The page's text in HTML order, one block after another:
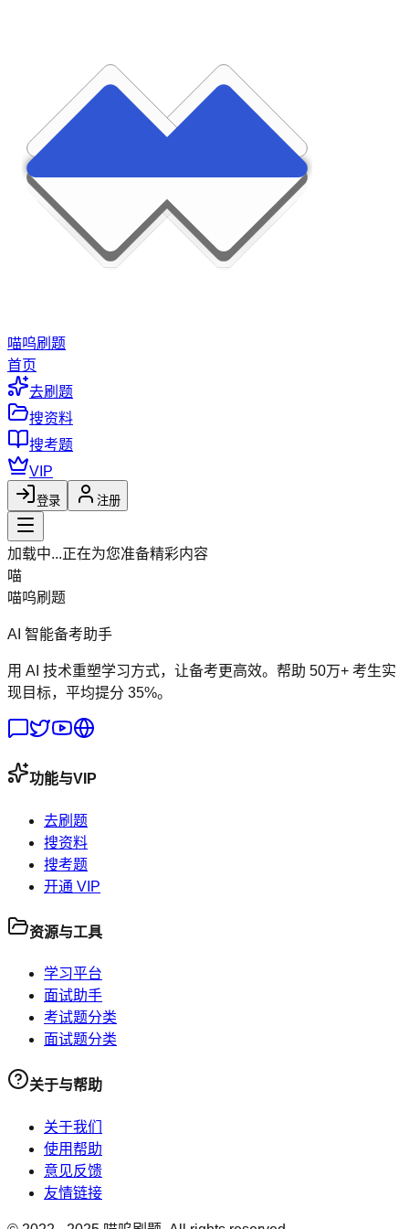
喵呜刷题
首页
去刷题
搜资料
搜考题
VIP
登录 注册
加载中...正在为您准备精彩内容
喵
喵呜刷题
AI 智能备考助手
用 AI 技术重塑学习方式，让备考更高效。帮助 50万+ 考生实
现目标，平均提分 35%。
功能与VIP
去刷题
搜资料
搜考题
开通 VIP
资源与工具
学习平台
面试助手
考试题分类
面试题分类
关于与帮助
关于我们
使用帮助
意见反馈
友情链接